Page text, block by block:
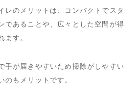
レのメリットは、コンパクトでスタ
であることや、広々とした空間が得
ます。
手が届きやすいため掃除がしやすい
のもメリットです。